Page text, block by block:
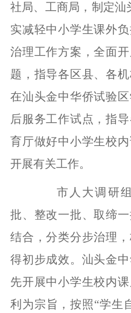
社局、工商局， 制定汕
实减轻中小学生课外
治理工作方案，全面
题，指导各区县、各
在汕头金中华侨试验
后服务工作试点，指
育厅做好中小学生校
开展有关工作。
市人大调研
批、整改一批、取缔
结合，分类分步治理，
得初步成效。 汕头金
先开展中小学生校内
利为宗旨，按照“学生